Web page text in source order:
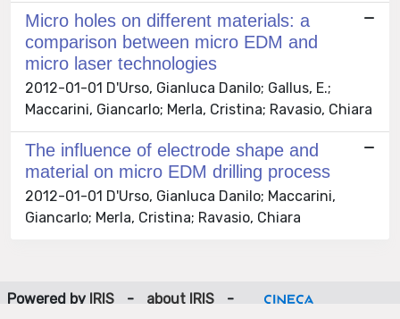
Micro holes on different materials: a
comparison between micro EDM and
micro laser technologies
2012-01-01 D'Urso, Gianluca Danilo; Gallus, E.;
Maccarini, Giancarlo; Merla, Cristina; Ravasio, Chiara
The influence of electrode shape and
material on micro EDM drilling process
2012-01-01 D'Urso, Gianluca Danilo; Maccarini,
Giancarlo; Merla, Cristina; Ravasio, Chiara
Powered by IRIS - about IRIS
-